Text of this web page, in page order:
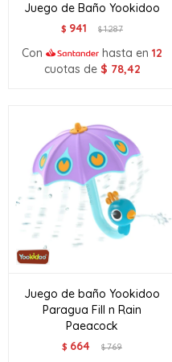
Juego de Baño Yookidoo
$ 941 $1.287
Con hasta en 12
cuotas de $ 78,42
Juego de baño Yookidoo
Paragua Fill n Rain
Paeacock
$ 664 $769